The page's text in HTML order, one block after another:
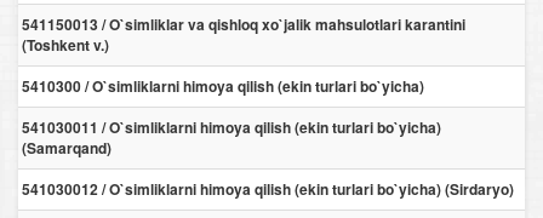
541150013 / O`simliklar va qishloq xo`jalik mahsulotlari karantini
(Toshkent v.)
5410300 / O`simliklarni himoya qilish (ekin turlari bo`yicha)
541030011 / O`simliklarni himoya qilish (ekin turlari bo`yicha)
(Samarqand)
541030012 / O`simliklarni himoya qilish (ekin turlari bo`yicha) (Sirdaryo)